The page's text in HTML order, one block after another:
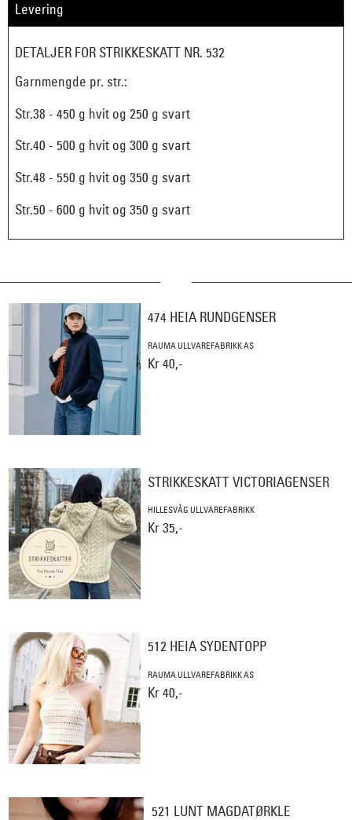
Levering
DETALJER FOR STRIKKESKATT NR. 532
Garnmengde pr. str.:
Str.38 - 450 g hvit og 250 g svart
Str.40 - 500 g hvit og 300 g svart
Str.48 - 550 g hvit og 350 g svart
Str.50 - 600 g hvit og 350 g svart
474 HEIA RUNDGENSER
RAUMA ULLVAREFABRIKK AS
Kr 40,-
STRIKKESKATT VICTORIAGENSER
HILLESVÅG ULLVAREFABRIKK
Kr 35,-
512 HEIA SYDENTOPP
RAUMA ULLVAREFABRIKK AS
Kr 40,-
521 LUNT MAGDATØRKLE